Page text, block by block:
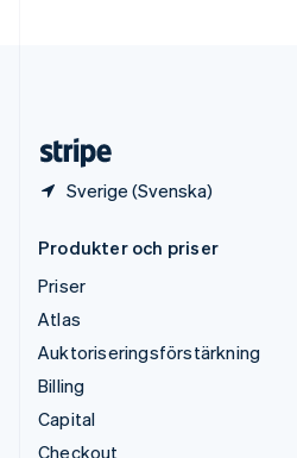
Sverige (Svenska)
Produkter och priser
Priser
Atlas
Auktoriseringsförstärkning
Billing
Capital
Checkout